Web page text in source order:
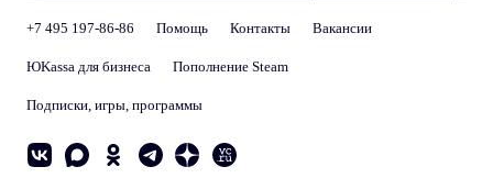
+7 495 197-86-86 Помощь Контакты Вакансии
ЮKassa для бизнеса Пополнение Steam
Подписки, игры, программы